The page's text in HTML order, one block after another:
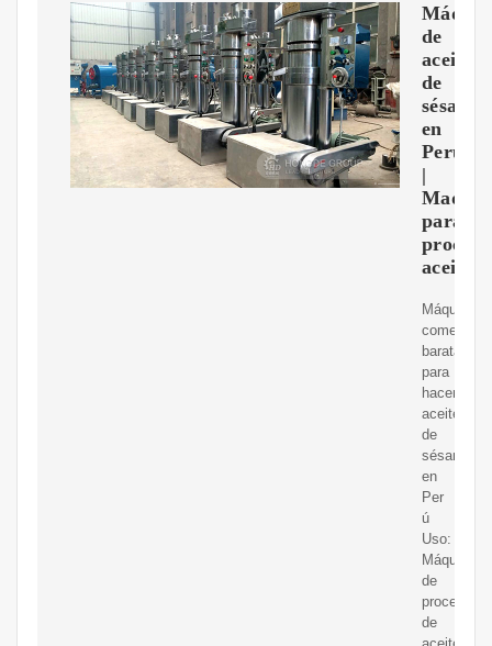
de
aceite
de
sésamo
en
Perú
|
para
aceite
Máquina
comercial
barata
para
hacer
aceite
de
sésamo
en
Per
ú
Uso:
Máquina
de
de